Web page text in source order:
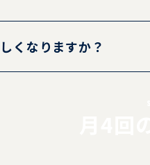
くなりますか？